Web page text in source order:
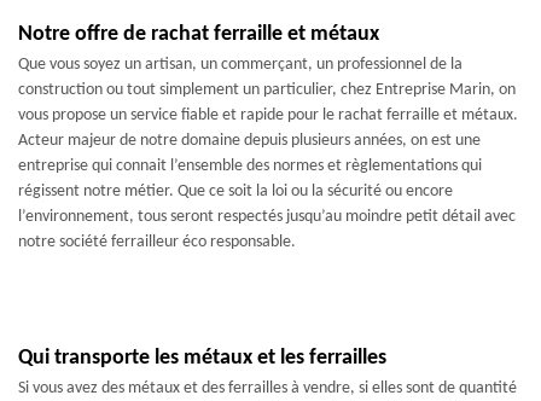
Notre offre de rachat ferraille et métaux
Que vous soyez un artisan, un commerçant, un professionnel de la
construction ou tout simplement un particulier, chez Entreprise Marin, on
vous propose un service fiable et rapide pour le rachat ferraille et métaux.
Acteur majeur de notre domaine depuis plusieurs années, on est une
entreprise qui connait l’ensemble des normes et règlementations qui
régissent notre métier. Que ce soit la loi ou la sécurité ou encore
l’environnement, tous seront respectés jusqu’au moindre petit détail avec
notre société ferrailleur éco responsable.
Qui transporte les métaux et les ferrailles
Si vous avez des métaux et des ferrailles à vendre, si elles sont de quantité